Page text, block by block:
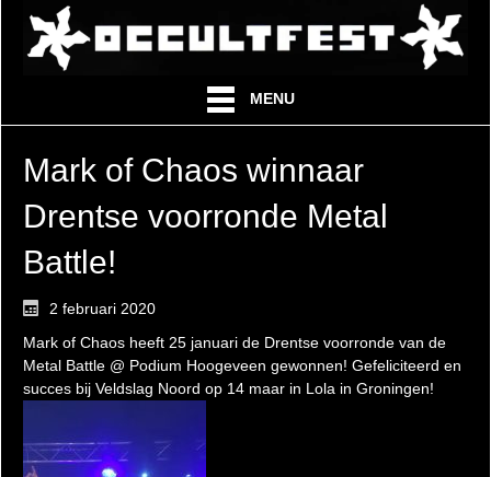
MENU
Mark of Chaos winnaar
Drentse voorronde Metal
Battle!
2 februari 2020
Mark of Chaos heeft 25 januari de Drentse voorronde van de
Metal Battle @ Podium Hoogeveen gewonnen! Gefeliciteerd en
succes bij Veldslag Noord op 14 maar in Lola in Groningen!